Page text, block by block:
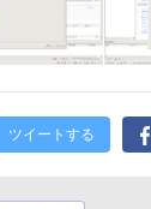
ツイートする